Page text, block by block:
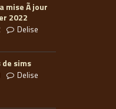
mise Ã jour
2022
Delise
de sims
Delise